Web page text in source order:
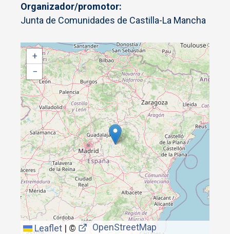
Organizador/promotor
Junta de Comunidades de Castilla-La Mancha
+
−
Leaflet | ©
OpenStreetMap